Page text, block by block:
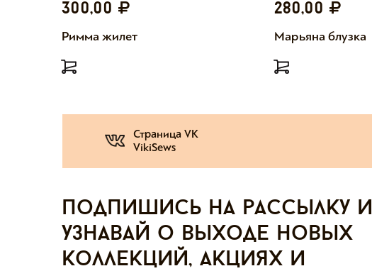
300,00
Римма жилет
280,00
Марьяна блузка
Страница VK
VikiSews
Подпишись на рассылку и
узнавай о выходе новых
коллекций, акциях и